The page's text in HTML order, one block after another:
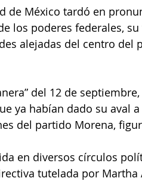
de México tardó en
los poderes federales,
alejadas del centro del
del 12 de
ya habían dado su aval
del partido Morena,
en diversos círculos
tutelada por